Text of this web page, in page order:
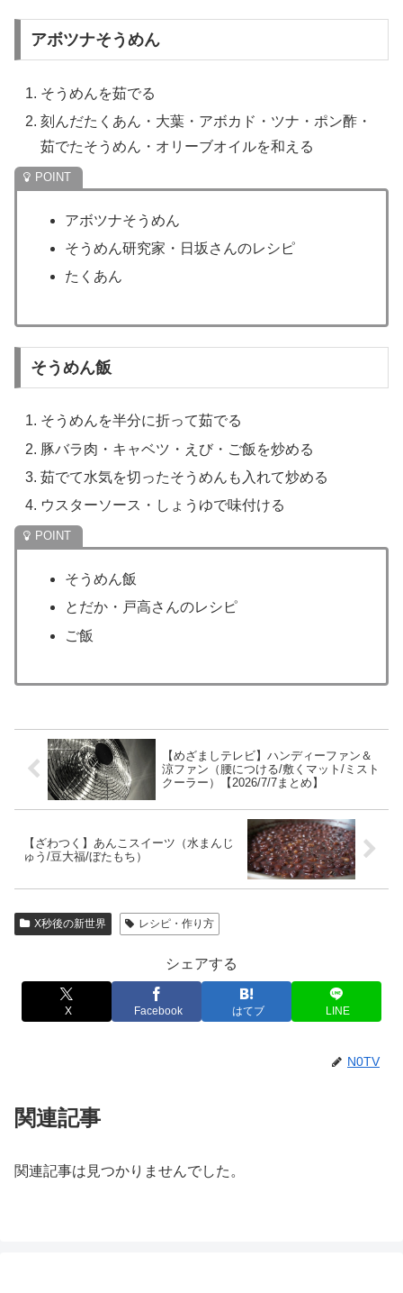
アボツナそうめん
そうめんを茹でる
刻んだたくあん・大葉・アボカド・ツナ・ポン酢・
茹でたそうめん・オリーブオイルを和える
アボツナそうめん
そうめん研究家・日坂さんのレシピ
たくあん
そうめん飯
そうめんを半分に折って茹でる
豚バラ肉・キャベツ・えび・ご飯を炒める
茹でて水気を切ったそうめんも入れて炒める
ウスターソース・しょうゆで味付ける
そうめん飯
とだか・戸高さんのレシピ
ご飯
【めざましテレビ】ハンディーファン＆
涼ファン（腰につける/敷くマット/ミスト
クーラー）【2026/7/7まとめ】
【ざわつく】あんこスイーツ（水まんじ
ゅう/豆大福/ぼたもち）
X秒後の新世界 レシピ・作り方
シェアする
X Facebook はてブ LINE
N0TV
関連記事
関連記事は見つかりませんでした。